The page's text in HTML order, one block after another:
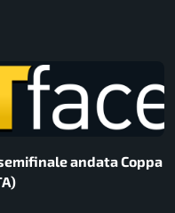
andata Coppa